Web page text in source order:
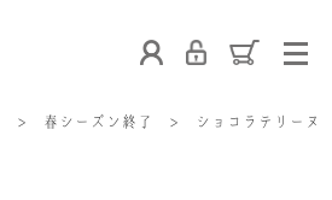
> 春シーズン終了 >
ショコラテリーヌ